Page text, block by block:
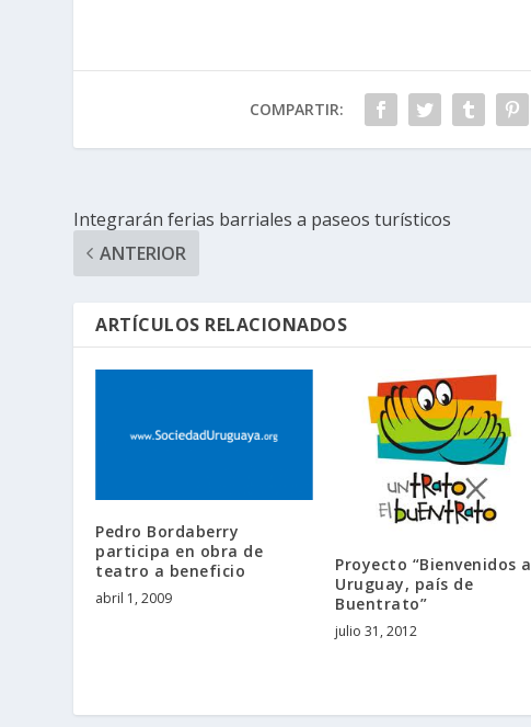
COMPARTIR:
Integrarán ferias barriales a paseos turísticos
ANTERIOR
ARTÍCULOS RELACIONADOS
Pedro Bordaberry
participa en obra de
teatro a beneficio
abril 1, 2009
Proyecto “Bienvenidos a
Uruguay, país de
Buentrato”
julio 31, 2012